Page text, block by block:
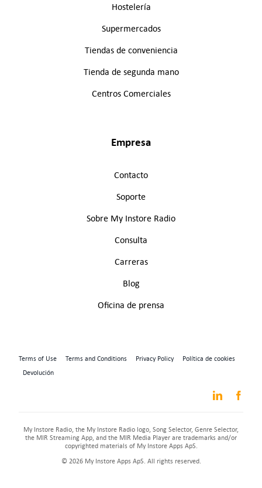
Hostelería
Supermercados
Tiendas de conveniencia
Tienda de segunda mano
Centros Comerciales
Empresa
Contacto
Soporte
Sobre My Instore Radio
Consulta
Carreras
Blog
Oficina de prensa
Terms of Use Terms and Conditions Privacy Policy
Política de cookies
Devolución
My Instore Radio, the My Instore Radio logo, Song Selector, Genre Selector,
the MIR Streaming App, and the MIR Media Player are trademarks and/or
copyrighted materials of My Instore Apps ApS.
© 2026 My Instore Apps ApS. All rights reserved.